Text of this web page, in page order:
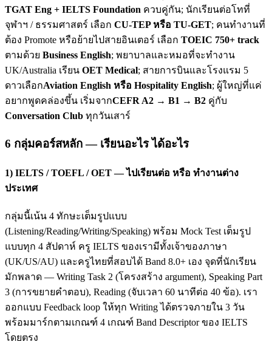
TGAT Eng + IELTS Foundation ควบคู่กัน; นักเรียนต่อโทที่
จุฬาฯ / ธรรมศาสตร์ เลือก CU-TEP หรือ TU-GET; คนทำงานที่
ต้อง Promote หรือย้ายไปสายอินเตอร์ เลือก TOEIC 750+ track
ตามด้วย Business English; พยาบาลและหมอที่จะทำงาน
UK/Australia เรียน OET Medical; สายการบินและโรงแรม 5
ดาวเลือกAviation English หรือ Hospitality English; ผู้ใหญ่ที่แค่
อยากพูดคล่องขึ้น เริ่มจากCEFR A2 → B1 → B2 คู่กับ
Conversation Club ทุกวันเสาร์
6 กลุ่มคอร์สหลัก — เรียนอะไร ได้อะไร
1) IELTS / TOEFL / OET — ไปเรียนต่อ หรือ ทำงานต่าง
ประเทศ
กลุ่มนี้เน้น 4 ทักษะเต็มรูปแบบ
(Listening/Reading/Writing/Speaking) พร้อม Mock Test เต็มรูป
แบบทุก 4 สัปดาห์ ครู IELTS ของเรามีทั้งเจ้าของภาษา
(UK/US/AU) และครูไทยที่สอบได้ Band 8.0+ เอง จุดที่นักเรียน
มักพลาด — Writing Task 2 (โครงสร้าง argument), Speaking Part
3 (การขยายคำตอบ), Reading (จับเวลา 60 นาทีต่อ 40 ข้อ). เรา
ออกแบบ Feedback loop ให้ทุก Writing ได้ตรวจภายใน 3 วัน
พร้อมมาร์กตามเกณฑ์ 4 เกณฑ์ Band Descriptor ของ IELTS
โดยตรง